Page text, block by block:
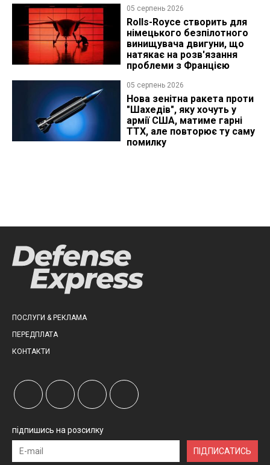
05 серпень 2026
Rolls-Royce створить для
німецького безпілотного
винищувача двигуни, що
натякає на розв'язання
проблеми з Францією
05 серпень 2026
Нова зенітна ракета проти
"Шахедів", яку хочуть у
армії США, матиме гарні
ТТХ, але повторює ту саму
помилку
ПОСЛУГИ & РЕКЛАМА
ПЕРЕДПЛАТА
КОНТАКТИ
підпишись на розсилку
ПІДПИСАТИСЬ